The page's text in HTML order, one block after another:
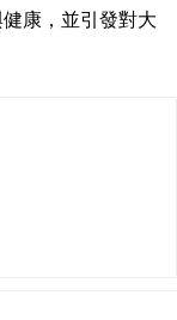
康，並引發對大